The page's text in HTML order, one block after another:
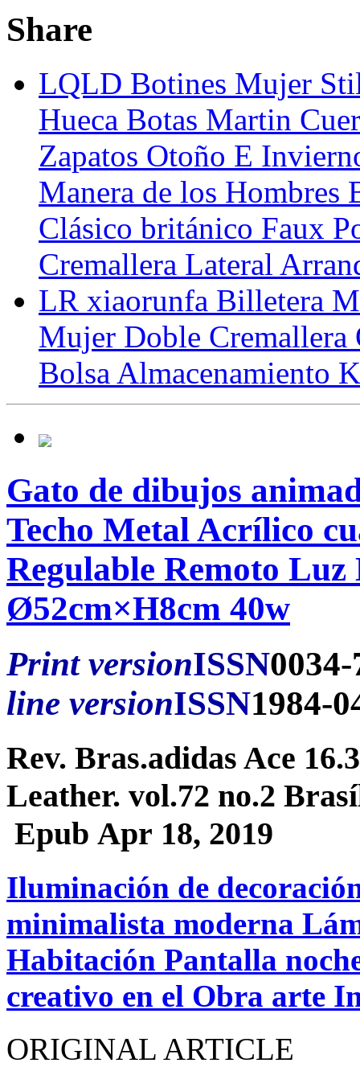
Share
LQLD Botines Mujer
Hueca Botas Martin
Zapatos Otoño E
Manera de los Hombres
Clásico británico Faux
Cremallera Lateral
LR xiaorunfa Billetera
Mujer Doble
Bolsa Almacenamiento
Gato de dibujos
Techo Metal Acrílico
Regulable Remoto
Ø52cm×H8cm 40w
Print versionISSN
line versionISSN1984-
Rev. Bras.adidas Ace
Leather. vol.72 no.2
Epub Apr 18, 2019
Iluminación de
minimalista moderna
Habitación Pantalla
creativo en el Obra arte
ORIGINAL ARTICLE